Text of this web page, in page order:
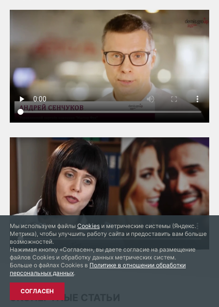
ЭКСПЕРТНЫЕ СТАТЬИ
Мы используем файлы Cookies и метрические системы (Яндекс.
Метрика), чтобы улучшить работу сайта и предоставить вам больше
возможностей.
Нажимая кнопку «Согласен», вы даете согласие на размещение
файлов Cookies и обработку данных метрических систем.
Больше о файлах Cookies в Политике в отношении обработки
персональных данных.
СОГЛАСЕН